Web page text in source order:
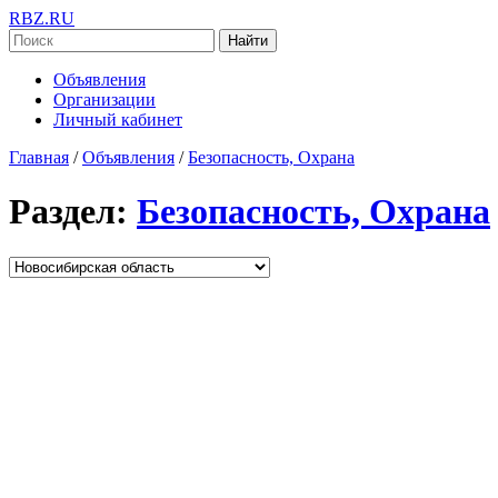
RBZ.RU
Найти
Объявления
Организации
Личный кабинет
Главная / Объявления / Безопасность, Охрана
Раздел: Безопасность, Охрана